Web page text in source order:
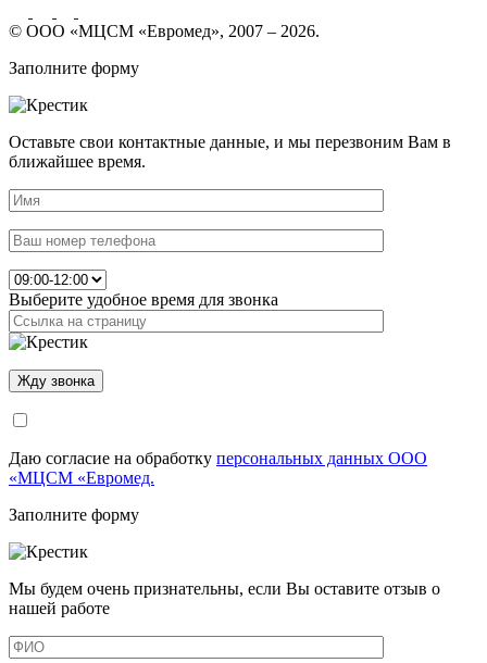
© ООО «МЦСМ «Евромед», 2007 – 2026.
Заполните форму
Оставьте свои контактные данные, и мы перезвоним Вам в
ближайшее время.
Выберите удобное время для звонка
Даю согласие на обработку персональных данных ООО
«МЦСМ «Евромед.
Заполните форму
Мы будем очень признательны, если Вы оставите отзыв о
нашей работе